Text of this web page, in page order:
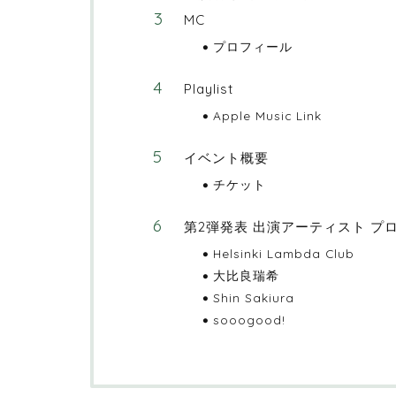
MC
プロフィール
Playlist
Apple Music Link
イベント概要
チケット
第2弾発表 出演アーティスト プ
Helsinki Lambda Club
大比良瑞希
Shin Sakiura
sooogood!